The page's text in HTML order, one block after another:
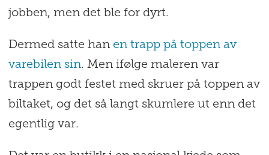
jobben, men det ble for dyrt.
Dermed satte han en trapp på toppen av
varebilen sin. Men ifølge maleren var
trappen godt festet med skruer på toppen av
biltaket, og det så langt skumlere ut enn det
egentlig var.